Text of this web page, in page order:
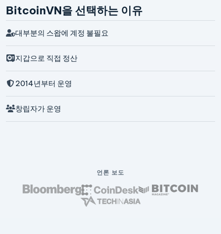
BitcoinVN을 선택하는 이유
대부분의 스왑에 계정 불필요
지갑으로 직접 정산
2014년부터 운영
창립자가 운영
언론 보도